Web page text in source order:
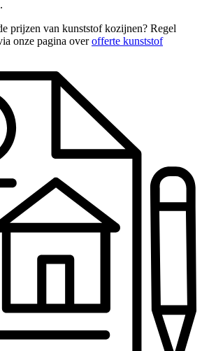
prijzen van kunststof kozijnen? Regel
onze pagina overofferte kunststof